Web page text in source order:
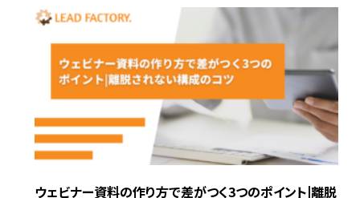
ウェビナー資料の作り方で差がつく3つのポイント|離脱